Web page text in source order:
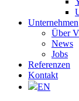
Unternehmen
Über
News
Jobs
Referenzen
Kontakt
EN